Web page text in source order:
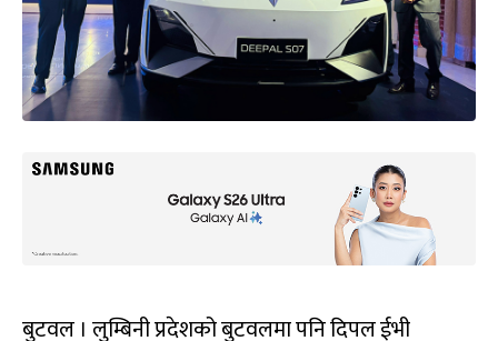
बुटवल । लुम्बिनी प्रदेशको बुटवलमा पनि दिपल ईभी